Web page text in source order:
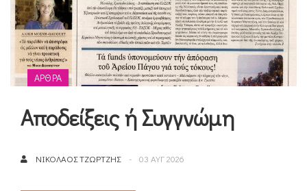
ΆΡΘΡΑ
Αποδείξεις ή Συγγνώμη
ΝΙΚΌΛΑΟΣ ΤΖΏΡΤΖΗΣ 03 ΑΥΓ 2026